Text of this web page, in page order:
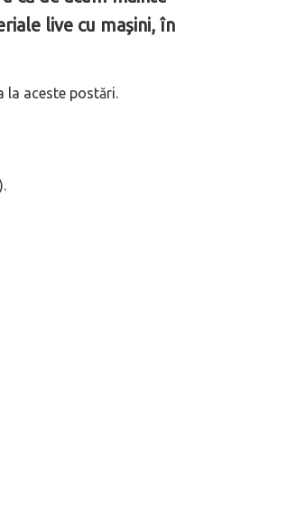
live cu mașini, în
la aceste postări.